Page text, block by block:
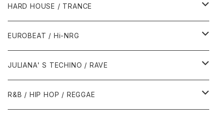
1980年代
1987年・以前
1988年
1990年代
1990年
1991年
2000年代
2000年
2010年代
HARD HOUSE / TRANCE
1990年代
1994年・以前
1995年
2000年代
2000年
EUROBEAT / Hi-NRG
1980年代
1986年・以前
1990年代
JULIANA' S TECHINO / RAVE
1990年代
R&B / HIP HOP / REGGAE